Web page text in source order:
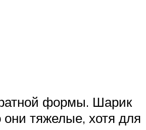
формы. Шарик
тяжелые, хотя для